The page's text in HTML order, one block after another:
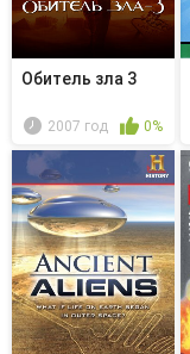
Обитель зла 3
2007 год 0%